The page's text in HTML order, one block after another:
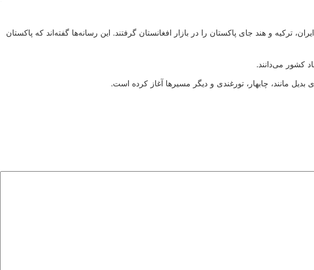
ترکیه و هند جای پاکستان را در بازار افغانستان گرفتند. این رسانه‌ها گفته‌اند که پاکستان
کشور می‌دانند.
مانند، چابهار، تورغندی و دیگر مسیرها آغاز کرده است.